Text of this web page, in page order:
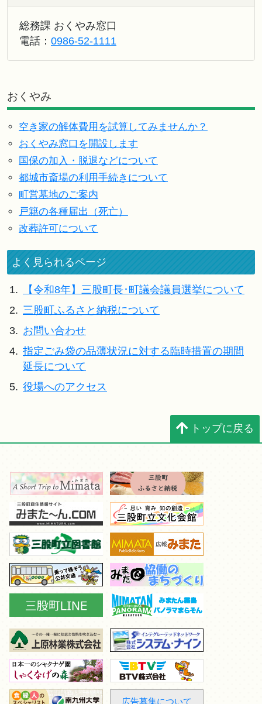
総務課 おくやみ窓口
電話： 0986-52-1111
おくやみ
空き家の解体費用を試算してみませんか？
おくやみ窓口を開設します
国保の加入・脱退などについて
都城市斎場の利用手続きについて
町営墓地のご案内
戸籍の各種届出（死亡）
改葬許可について
よく見られるページ
1.
【令和8年】三股町長･町議会議員選挙について
2. 三股町ふるさと納税について
3. お問い合わせ
4. 指定ごみ袋の品薄状況に対する臨時措置の期間
延長について
5. 役場へのアクセス
トップに戻る
広告募集について